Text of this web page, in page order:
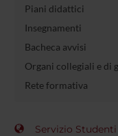
Piani didattici
Insegnamenti
Bacheca avvisi
Organi collegiali e di
Rete formativa
Servizio